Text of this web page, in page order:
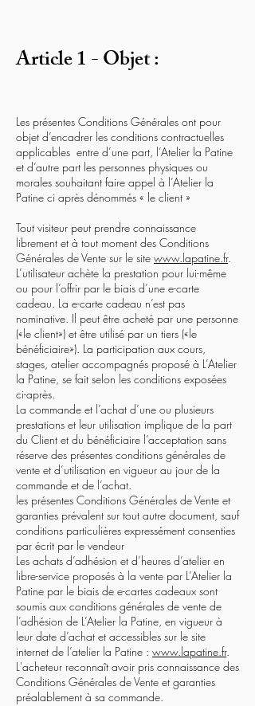
Article 1 - Objet :
Les présentes Conditions Générales ont pour
objet d’encadrer les conditions contractuelles
applicables entre d’une part, l’Atelier la Patine
et d’autre part les personnes physiques ou
morales souhaitant faire appel à l’Atelier la
Patine ci après dénommés « le client »
Tout visiteur peut prendre connaissance
librement et à tout moment des Conditions
Générales de Vente sur le site www.lapatine.fr.
L’utilisateur achète la prestation pour lui-même
ou pour l’offrir par le biais d’une e-carte
cadeau. La e-carte cadeau n’est pas
nominative. Il peut être acheté par une personne
(«le client») et être utilisé par un tiers («le
bénéficiaire»). La participation aux cours,
stages, atelier accompagnés proposé à L’Atelier
la Patine, se fait selon les conditions exposées
ci-après.
La commande et l’achat d’une ou plusieurs
prestations et leur utilisation implique de la part
du Client et du bénéficiaire l’acceptation sans
réserve des présentes conditions générales de
vente et d’utilisation en vigueur au jour de la
commande et de l’achat.
les présentes Conditions Générales de Vente et
garanties prévalent sur tout autre document, sauf
conditions particulières expressément consenties
par écrit par le vendeur
Les achats d’adhésion et d’heures d’atelier en
libre-service proposés à la vente par L’Atelier la
Patine par le biais de e-cartes cadeaux sont
soumis aux conditions générales de vente de
l’adhésion de L’Atelier la Patine, en vigueur à
leur date d’achat et accessibles sur le site
internet de l’atelier la Patine : www.lapatine.fr.
L'acheteur reconnaît avoir pris connaissance des
Conditions Générales de Vente et garanties
préalablement à sa commande.